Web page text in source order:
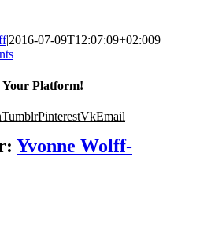
|2016-07-09T12:07:09+02:009
Your Platform!
TumblrPinterestVkEmail
Yvonne Wolff-